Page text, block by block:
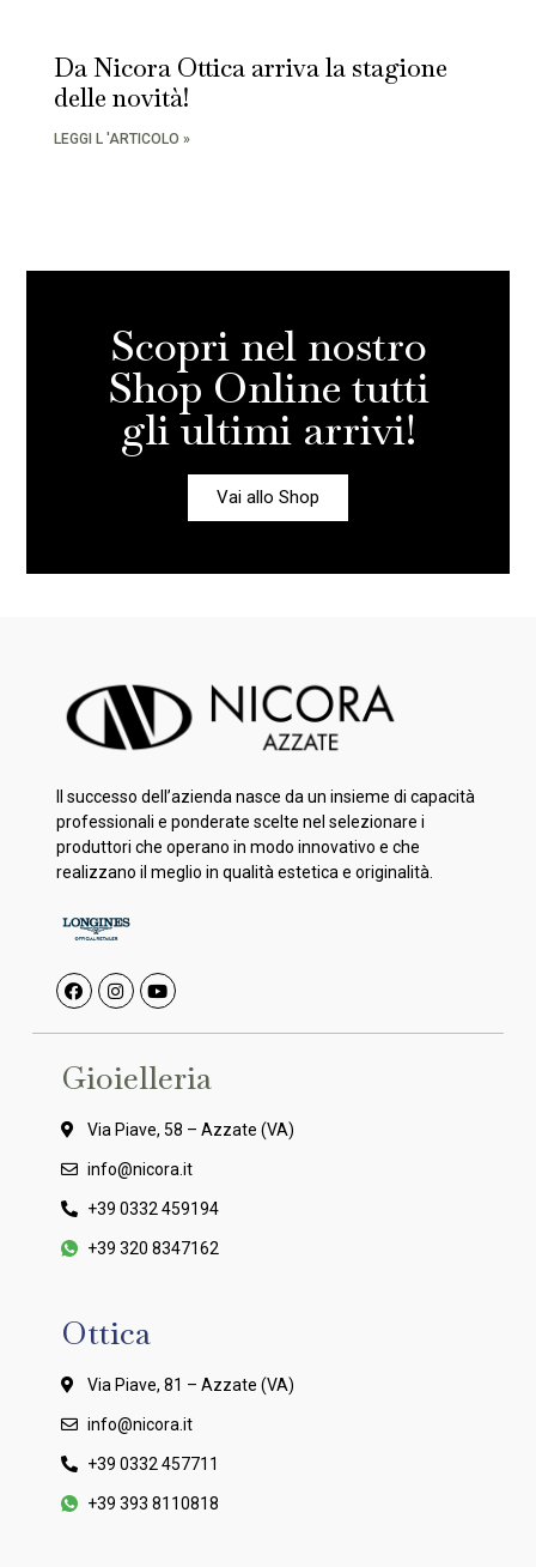
Da Nicora Ottica arriva la stagione
delle novità!
LEGGI L 'ARTICOLO »
Scopri nel nostro
Shop Online tutti
gli ultimi arrivi!
Vai allo Shop
Il successo dell’azienda nasce da un insieme di capacità
professionali e ponderate scelte nel selezionare i
produttori che operano in modo innovativo e che
realizzano il meglio in qualità estetica e originalità.
Gioielleria
Via Piave, 58 – Azzate (VA)
info@nicora.it
+39 0332 459194
+39 320 8347162
Ottica
Via Piave, 81 – Azzate (VA)
info@nicora.it
+39 0332 457711
+39 393 8110818